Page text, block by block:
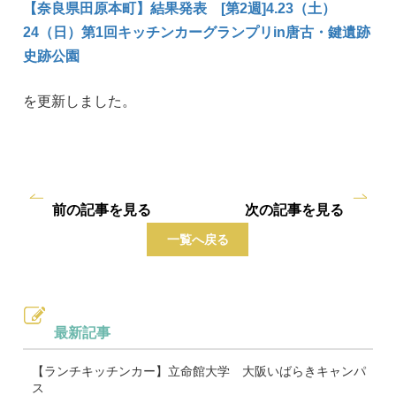
【奈良県田原本町】結果発表 [第2週]4.23（土）
24（日）第1回キッチンカーグランプリin唐古・鍵遺跡
史跡公園
を更新しました。
前の記事を見る
一覧へ戻る
次の記事を見る
最新記事
【ランチキッチンカー】立命館大学 大阪いばらきキャンパ
ス